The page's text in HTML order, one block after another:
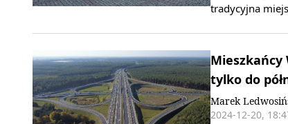
tradycyjna
Mieszkańcy
tylko do
Marek
2024-12-20,